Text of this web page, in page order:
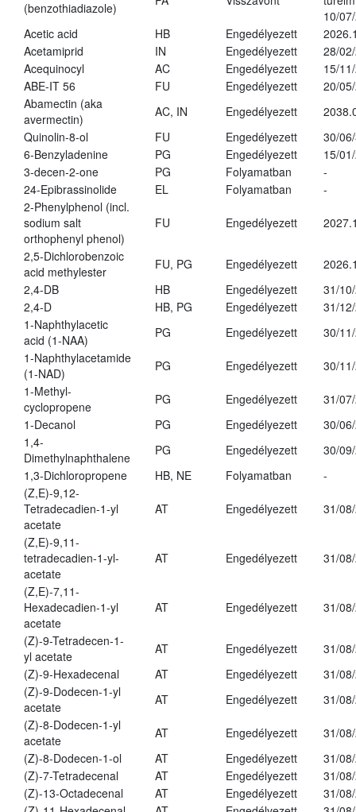
(benzothiadiazole)
10/
Acetic acid
HB Engedélyezett
Acetamiprid
IN Engedélyezett
28/
Acequinocyl
AC Engedélyezett
15/
ABE-IT 56
FU Engedélyezett
20/
Abamectin (aka
avermectin)
AC, IN Engedélyezett
Quinolin-8-ol
FU Engedélyezett
30/
6-Benzyladenine
PG Engedélyezett
15/
3-decen-2-one
PG Folyamatban
-
24-Epibrassinolide
EL Folyamatban
-
2-Phenylphenol (incl.
sodium salt
orthophenyl phenol)
FU Engedélyezett
2,5-Dichlorobenzoic
acid methylester
FU, PG Engedélyezett
2,4-DB
HB Engedélyezett
31/
2,4-D
HB, PG Engedélyezett
31/
1-Naphthylacetic
acid (1-NAA)
PG Engedélyezett
30/
1-Naphthylacetamide
(1-NAD)
PG Engedélyezett
30/
1-Methyl-
cyclopropene
PG Engedélyezett
31/
1-Decanol
PG Engedélyezett
30/
1,4-
Dimethylnaphthalene
PG Engedélyezett
30/
1,3-Dichloropropene
HB, NE Folyamatban
-
(Z,E)-9,12-
Tetradecadien-1-yl
acetate
AT Engedélyezett 31/
(Z,E)-9,11-
tetradecadien-1-yl-
acetate
AT Engedélyezett 31/
(Z,E)-7,11-
Hexadecadien-1-yl
acetate
AT Engedélyezett 31/
(Z)-9-Tetradecen-1-
yl acetate
AT Engedélyezett
31/
(Z)-9-Hexadecenal
AT Engedélyezett
31/
(Z)-9-Dodecen-1-yl
acetate
AT Engedélyezett
31/
(Z)-8-Dodecen-1-yl
acetate
AT Engedélyezett
31/
(Z)-8-Dodecen-1-ol
AT Engedélyezett
31/
(Z)-7-Tetradecenal
AT Engedélyezett
31/
(Z)-13-Octadecenal
AT Engedélyezett
31/